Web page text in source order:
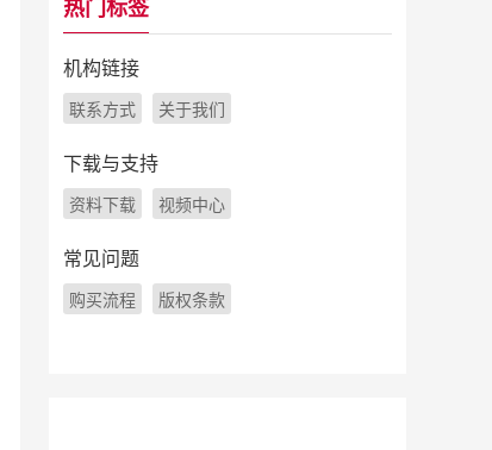
热门标签
机构链接
联系方式 关于我们
下载与支持
资料下载 视频中心
常见问题
购买流程 版权条款